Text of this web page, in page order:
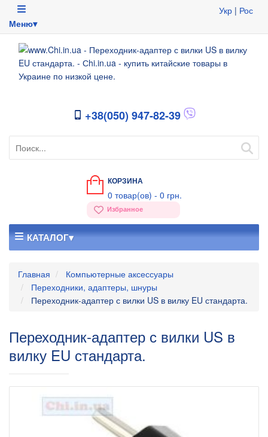
Меню▾
Укр | Рос
+38(050) 947-82-39
КОРЗИНА
0 товар(ов) - 0 грн.
Избранное
КАТАЛОГ▾
Главная
Компьютерные аксессуары
Переходники, адаптеры, шнуры
Переходник-адаптер с вилки US в вилку EU стандарта.
Переходник-адаптер с вилки US в
вилку EU стандарта.